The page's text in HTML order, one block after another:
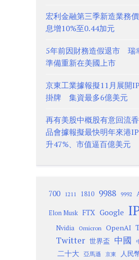
宏利金融第三季新造業務
息增10%至0.44加元
5年前因財務造假退市 瑞
準備重新在美國上市
京東工業據報擬11月展開
掛牌 集資最多6億美元
再有美股中概股有意回流
品會據報擬最快明年來港
升47%、市值逼百億美元
700 1211 1810 9988 9992
Elon Musk FTX Google
Nvidia Omicron OpenAI
Twitter 世界盃 中國
二十大 亞馬遜 京東 人民